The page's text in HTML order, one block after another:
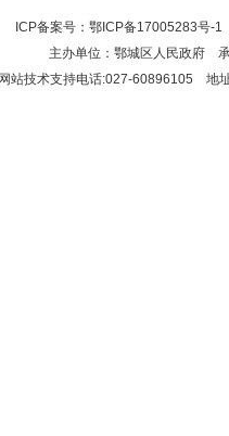
ICP备案号： 鄂ICP备17005283号-1
主办单位：鄂城区人民政府
网站技术支持电话:027-60896105 地